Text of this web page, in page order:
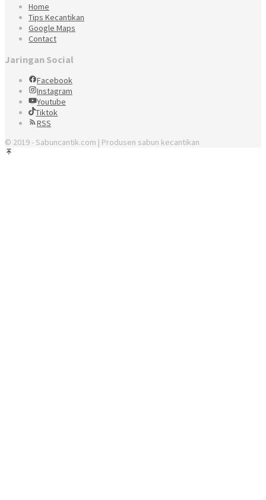
Home
Tips Kecantikan
Google Maps
Contact
Jaringan Social
Facebook
Instagram
Youtube
Tiktok
RSS
© 2019 - Sabuncantik.com | Produsen sabun kecantikan